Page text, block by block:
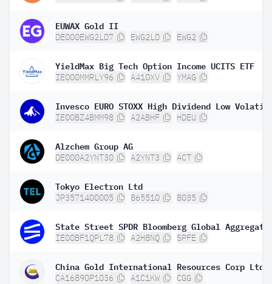
EUWAX Gold II
DE000EWG2LD7 EWG2LD EWG2
YieldMax Big Tech Option Income UCITS ETF
IE000MMRLY96 A410XV YMAG
IE00BZ4BMM98 A2ABHF HDEU
Alzchem Group AG
DE000A2YNT30 A2YNT3 ACT
Tokyo Electron Ltd
JP3571400005 865510 8035
IE00BF1QPL78 A2H8NQ SPFE
China Gold International Resources Corp Ltd
CA16890P1036 A1C1KW CGG